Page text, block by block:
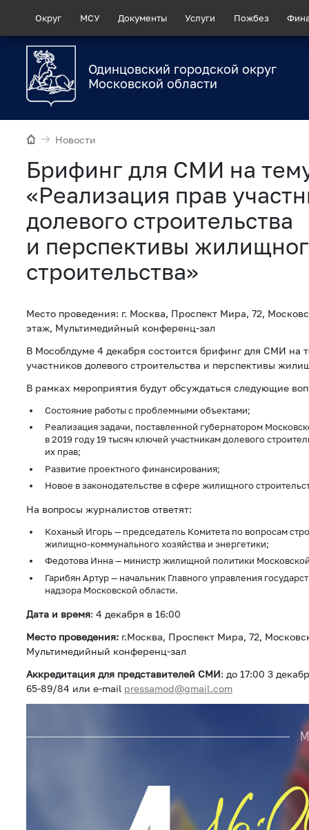
Округ МСУ Документы Услуги Пожбез
Одинцовский городской округ
Московской области
Новости
Брифинг для СМИ на
«Реализация прав
долевого строительства
и перспективы
строительства»
Место проведения: г. Москва, Проспект Мира, 72,
этаж, Мультимедийный конференц-зал
В Мособлдуме 4 декабря состоится брифинг для СМИ на
участников долевого строительства и перспективы
В рамках мероприятия будут обсуждаться следующие
Состояние работы с проблемными объектами;
Реализация задачи, поставленной губернатором
в 2019 году 19 тысяч ключей участникам долевого
их прав;
Развитие проектного финансирования;
Новое в законодательстве в сфере жилищного
На вопросы журналистов ответят:
Коханый Игорь — председатель Комитета по вопросам
жилищно-коммунального хозяйства и энергетики;
Федотова Инна — министр жилищной политики
Гарибян Артур — начальник Главного управления
надзора Московской области.
Дата и время: 4 декабря в 16:00
Место проведения: г.Москва, Проспект Мира, 72,
Мультимедийный конференц-зал
Аккредитация для представителей СМИ: до 17:00 3
65-89/84 или e-mail pressamod@gmail.com